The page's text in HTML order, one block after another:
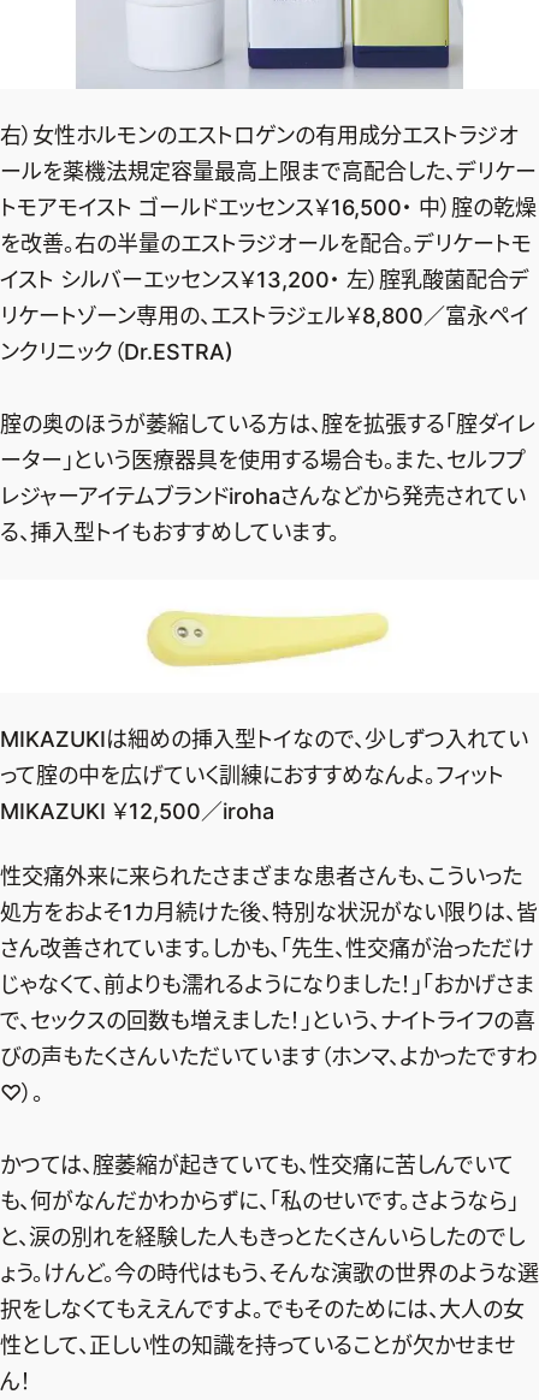
右）女性ホルモンのエストロゲンの有用成分エストラジオ
ールを薬機法規定容量最高上限まで高配合した、デリケー
トモアモイスト ゴールドエッセンス￥16,500・ 中）腟の乾燥
を改善。右の半量のエストラジオールを配合。デリケートモ
イスト シルバーエッセンス￥13,200・ 左）腟乳酸菌配合デ
リケートゾーン専用の、エストラジェル￥8,800／富永ペイ
ンクリニック（Dr.ESTRA)
腟の奥のほうが萎縮している方は、腟を拡張する「腟ダイレ
ーター」という医療器具を使用する場合も。また、セルフプ
レジャーアイテムブランドirohaさんなどから発売されてい
る、挿入型トイもおすすめしています。
MIKAZUKIは細めの挿入型トイなので、少しずつ入れてい
って腟の中を広げていく訓練におすすめなんよ。フィット
MIKAZUKI ￥12,500／iroha
性交痛外来に来られたさまざまな患者さんも、こういった
処方をおよそ1カ月続けた後、特別な状況がない限りは、皆
さん改善されています。しかも、「先生、性交痛が治っただけ
じゃなくて、前よりも濡れるようになりました！」「おかげさま
で、セックスの回数も増えました！」という、ナイトライフの喜
びの声もたくさんいただいています（ホンマ、よかったですわ
♡）。
かつては、腟萎縮が起きていても、性交痛に苦しんでいて
も、何がなんだかわからずに、「私のせいです。さようなら」
と、涙の別れを経験した人もきっとたくさんいらしたのでし
ょう。けんど。今の時代はもう、そんな演歌の世界のような選
択をしなくてもええんですよ。でもそのためには、大人の女
性として、正しい性の知識を持っていることが欠かせませ
ん！